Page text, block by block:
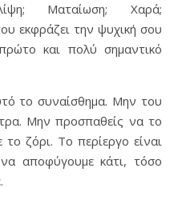
Ματαίωση; Χαρά;
εκφράζει την ψυχική σου
και πολύ σημαντικό
το συναίσθημα. Μην του
Μην προσπαθείς να το
το ζόρι. Το περίεργο είναι
αποφύγουμε κάτι, τόσο